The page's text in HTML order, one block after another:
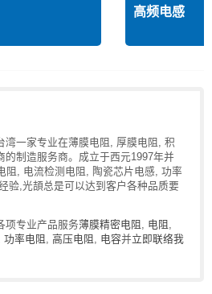
高频电感
湾一家专业在薄膜电阻, 厚膜电阻, 积
的制造服务商。成立于西元1997年并
阻, 电流检测电阻, 陶瓷芯片电感, 功率
验,光頡总是可以达到客户各种品质要
项专业产品服务薄膜精密电阻 电阻
功率电阻 高压电阻 电容并立即联络我